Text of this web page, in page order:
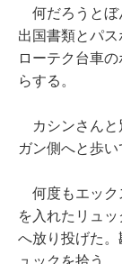
何だろうとぼ
出国書類とパス
ローテク台車
らする。
カシンさんと
ガン側へと歩い
何度もエック
を入れたリュ
へ放り投げた
ュックを拾う。